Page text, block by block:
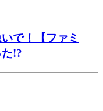
で！【ファミ
!?